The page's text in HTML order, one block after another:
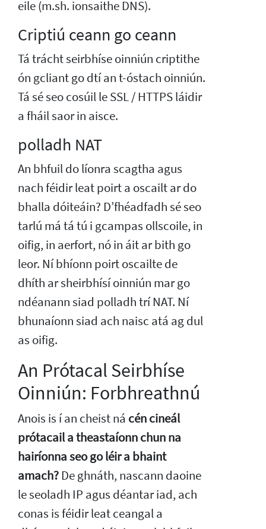
eile (m.sh. ionsaithe DNS).
Criptiú ceann go ceann
Tá trácht seirbhíse oinniún criptithe
ón gcliant go dtí an t-óstach oinniún.
Tá sé seo cosúil le SSL / HTTPS láidir
a fháil saor in aisce.
polladh NAT
An bhfuil do líonra scagtha agus
nach féidir leat poirt a oscailt ar do
bhalla dóiteáin? D’fhéadfadh sé seo
tarlú má tá tú i gcampas ollscoile, in
oifig, in aerfort, nó in áit ar bith go
leor. Ní bhíonn poirt oscailte de
dhíth ar sheirbhísí oinniún mar go
ndéanann siad polladh trí NAT. Ní
bhunaíonn siad ach naisc atá ag dul
as oifig.
An Prótacal Seirbhíse
Oinniún: Forbhreathnú
Anois is í an cheist ná cén cineál
prótacail a theastaíonn chun na
hairíonna seo go léir a bhaint
amach?De ghnáth, nascann daoine
le seoladh IP agus déantar iad, ach
conas is féidir leat ceangal a